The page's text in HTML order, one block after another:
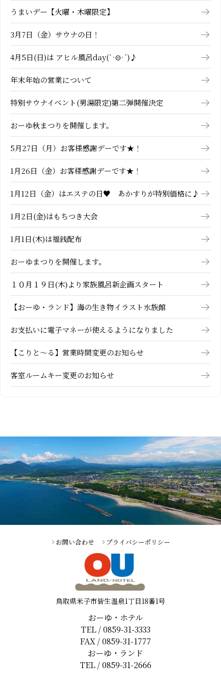
うまいデー【火曜・木曜限定】
3月7日（金）サウナの日！
4月5日(日)は アヒル風呂day(`·⊝·´)♪
年末年始の営業について
特別サウナイベント(男湯限定)第二弾開催決定
おーゆ秋まつりを開催します。
5月27日（月）お客様感謝デーです★！
1月26日（金）お客様感謝デーです★！
1月12日（金）はエステの日♥ あかすりが特別価格に♪
1月2日(金)はもちつき大会
1月1日(木)は福銭配布
おーゆまつりを開催します。
１０月１９日(木)より家族風呂新企画スタート
【おーゆ・ランド】海の生き物イラスト水族館
お支払いに電子マネーが使えるようになりました
【こりと～る】営業時間変更のお知らせ
客室ルームキー変更のお知らせ
お問い合わせ プライバシーポリシー
鳥取県米子市皆生温泉1丁目18番1号
おーゆ・ホテル
TEL / 0859-31-3333
FAX / 0859-31-1777
おーゆ・ランド
TEL / 0859-31-2666